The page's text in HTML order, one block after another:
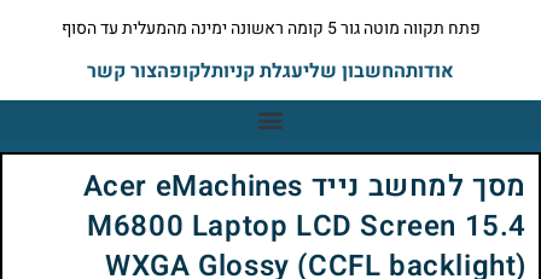
פתח תקווה מוטה גור 5 קומה ראשונה ימינה מהמעלית עד הסוף
אודותהחשבון שליעגלת קניותלקופהצור קשר
מסך למחשב נייד Acer eMachines
M6800 Laptop LCD Screen 15.4
WXGA Glossy (CCFL backlight)